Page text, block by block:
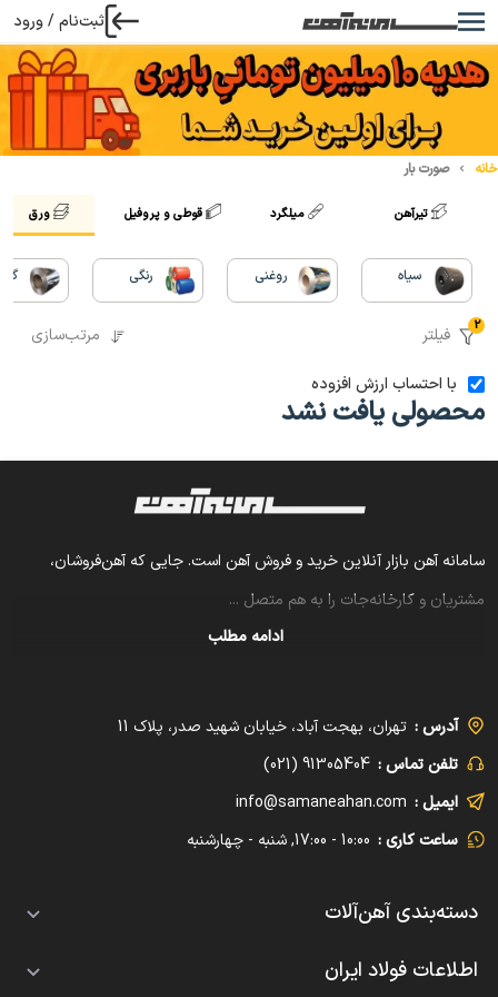
ثبت‌نام / ورود
خانه صورت بار
تیرآهن میلگرد قوطی و پروفیل ورق
سیاه روغنی رنگی
2 فیلتر مرتب‌سازی
با احتساب ارزش افزوده
محصولی یافت نشد
سامانه آهن بازار آنلاین خرید و فروش آهن است. جایی که آهن‌فروشان،
مشتریان و کارخانه‌جات را به هم متصل ...
ادامه مطلب
آدرس : تهران، بهجت آباد، خیابان شهید صدر، پلاک 11
تلفن تماس : 91305404 (021)
ایمیل : info@samaneahan.com
ساعت کاری : 10:00 - 17:00, شنبه - چهارشنبه
دسته‌بندی آهن‌آلات
اطلاعات فولاد ایران